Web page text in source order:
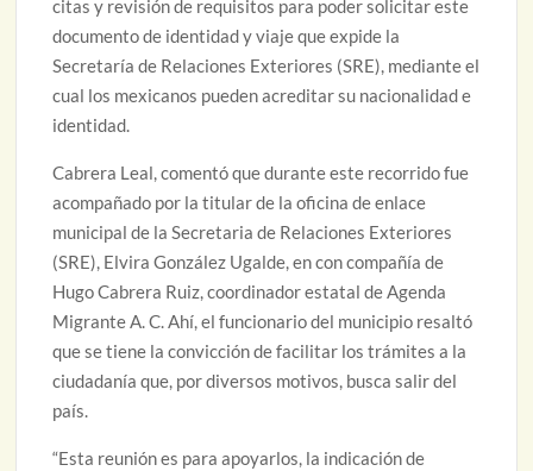
citas y revisión de requisitos para poder solicitar este
documento de identidad y viaje que expide la
Secretaría de Relaciones Exteriores (SRE), mediante el
cual los mexicanos pueden acreditar su nacionalidad e
identidad.
Cabrera Leal, comentó que durante este recorrido fue
acompañado por la titular de la oficina de enlace
municipal de la Secretaria de Relaciones Exteriores
(SRE), Elvira González Ugalde, en con compañía de
Hugo Cabrera Ruiz, coordinador estatal de Agenda
Migrante A. C. Ahí, el funcionario del municipio resaltó
que se tiene la convicción de facilitar los trámites a la
ciudadanía que, por diversos motivos, busca salir del
país.
“Esta reunión es para apoyarlos, la indicación de